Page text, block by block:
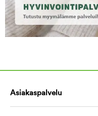
Asiakaspalvelu